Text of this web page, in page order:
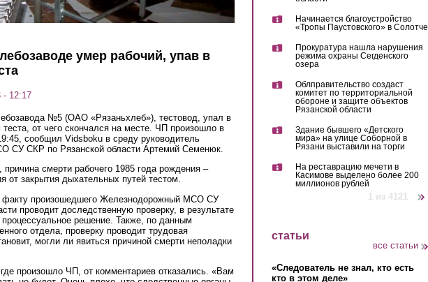
умер рабочий, упав в
- 12:17
№5 (ОАО «Рязаньхлеб»), тестовод, упал в
от чего скончался на месте. ЧП произошло в
сообщил Vidsboku в среду руководитель
СУ СКР по Рязанской области Артемий Семенюк.
смерти рабочего 1985 года рождения –
от закрытия дыхательных путей тестом.
факту произошедшего Железнодорожный МСО СУ
проводит доследственную проверку, в результате
процессуальное решение. Также, по данным
отдела, проверку проводит трудовая
могли ли явиться причиной смерти неполадки
произошло ЧП, от комментариев отказались. «Вам
Начинается благоустройство
«Тропы Паустовского» в Солотче
Прокуратура нашла нарушения
режима охраны Сегденского
озера
Облправительство создаст
комитет по территориальной
обороне и защите объектов
Рязанской области
Здание бывшего «Детского
мира» на улице Соборной в
Рязани выставили на торги
На реставрацию мечети в
Касимове выделено более 200
миллионов рублей
1 из 4121
статьи
все статьи
«Следователь не знал, кто есть
кто в этом деле»